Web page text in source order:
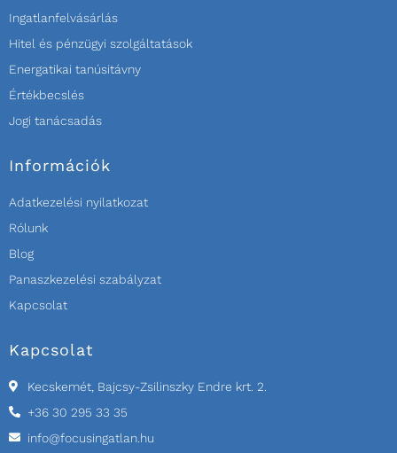
Ingatlanfelvásárlás
Hitel és pénzügyi szolgáltatások
Energatikai tanúsitávny
Értékbecslés
Jogi tanácsadás
Információk
Adatkezelési nyilatkozat
Rólunk
Blog
Panaszkezelési szabályzat
Kapcsolat
Kapcsolat
Kecskemét, Bajcsy-Zsilinszky Endre krt. 2.
+36 30 295 33 35
info@focusingatlan.hu